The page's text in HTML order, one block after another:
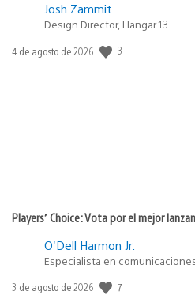
Josh Zammit
Design Director, Hangar 13
Fecha
4 de agosto de 2026 3
Players’ Choice: Vota por el mejor
O'Dell Harmon Jr.
Especialista en
Fecha
3 de agosto de 2026 7